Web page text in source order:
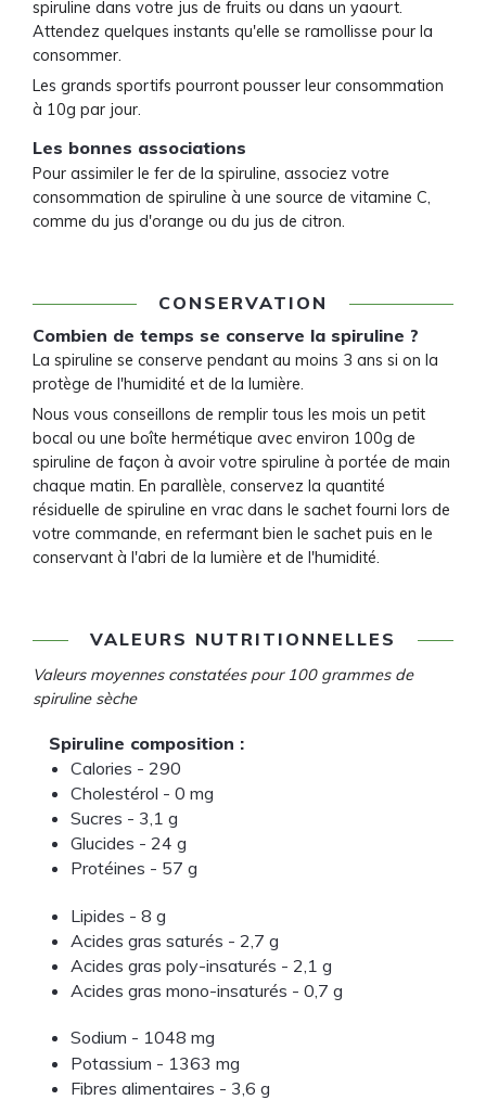
spiruline dans votre jus de fruits ou dans un yaourt.
Attendez quelques instants qu'elle se ramollisse pour la
consommer.
Les grands sportifs pourront pousser leur consommation
à 10g par jour.
Les bonnes associations
Pour assimiler le fer de la spiruline, associez votre
consommation de spiruline à une source de vitamine C,
comme du jus d'orange ou du jus de citron.
CONSERVATION
Combien de temps se conserve la spiruline ?
La spiruline se conserve pendant au moins 3 ans si on la
protège de l'humidité et de la lumière.
Nous vous conseillons de remplir tous les mois un petit
bocal ou une boîte hermétique avec environ 100g de
spiruline de façon à avoir votre spiruline à portée de main
chaque matin. En parallèle, conservez la quantité
résiduelle de spiruline en vrac dans le sachet fourni lors de
votre commande, en refermant bien le sachet puis en le
conservant à l'abri de la lumière et de l'humidité.
VALEURS NUTRITIONNELLES
Valeurs moyennes constatées pour 100 grammes de
spiruline sèche
Spiruline composition :
Calories - 290
Cholestérol - 0 mg
Sucres - 3,1 g
Glucides - 24 g
Protéines - 57 g
Lipides - 8 g
Acides gras saturés - 2,7 g
Acides gras poly-insaturés - 2,1 g
Acides gras mono-insaturés - 0,7 g
Sodium - 1048 mg
Potassium - 1363 mg
Fibres alimentaires - 3,6 g